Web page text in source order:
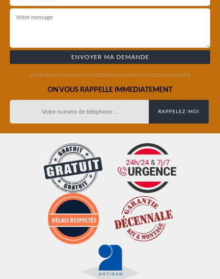
ON VOUS RAPPELLE IMMEDIATEMENT